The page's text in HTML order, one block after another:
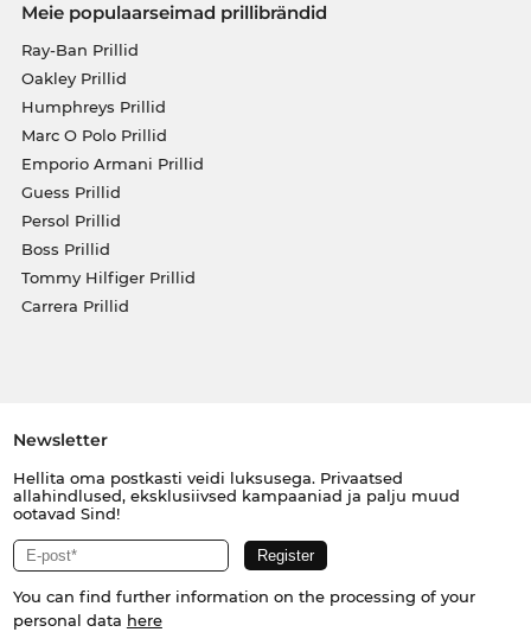
Meie populaarseimad prillibrändid
Ray-Ban Prillid
Oakley Prillid
Humphreys Prillid
Marc O Polo Prillid
Emporio Armani Prillid
Guess Prillid
Persol Prillid
Boss Prillid
Tommy Hilfiger Prillid
Carrera Prillid
Newsletter
Hellita oma postkasti veidi luksusega. Privaatsed
allahindlused, eksklusiivsed kampaaniad ja palju muud
ootavad Sind!
You can find further information on the processing of your
personal data here